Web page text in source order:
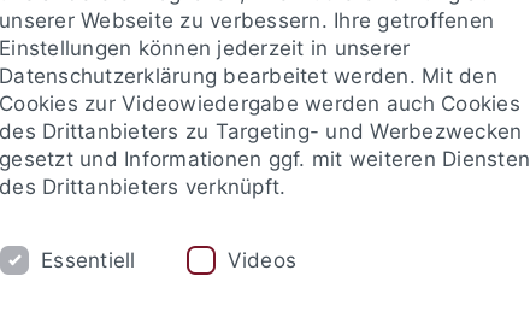
unserer Webseite zu verbessern. Ihre getroffenen
Einstellungen können jederzeit in unserer
Datenschutzerklärung bearbeitet werden. Mit den
Cookies zur Videowiedergabe werden auch Cookies
des Drittanbieters zu Targeting- und Werbezwecken
gesetzt und Informationen ggf. mit weiteren Diensten
des Drittanbieters verknüpft.
Essentiell Videos